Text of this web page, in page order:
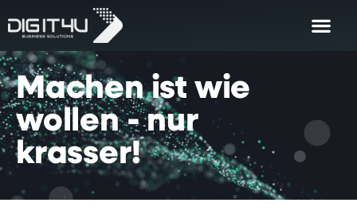
Machen ist wie
wollen - nur
krasser!